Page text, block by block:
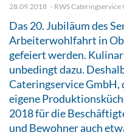
28.09.2018 RWS Cateringservice
Das 20. Jubiläum des
Arbeiterwohlfahrt in
gefeiert werden.
unbedingt dazu.
Cateringservice GmbH,
eigene
2018 für die
und Bewohner auch